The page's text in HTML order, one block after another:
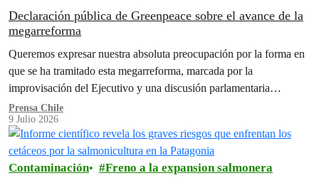
Declaración pública de Greenpeace sobre el avance de la
megarreforma
Queremos expresar nuestra absoluta preocupación por la forma en
que se ha tramitado esta megarreforma, marcada por la
improvisación del Ejecutivo y una discusión parlamentaria
acelerada, realizada bajo…
Prensa Chile
9 Julio 2026
Contaminación Freno a la expansion salmonera